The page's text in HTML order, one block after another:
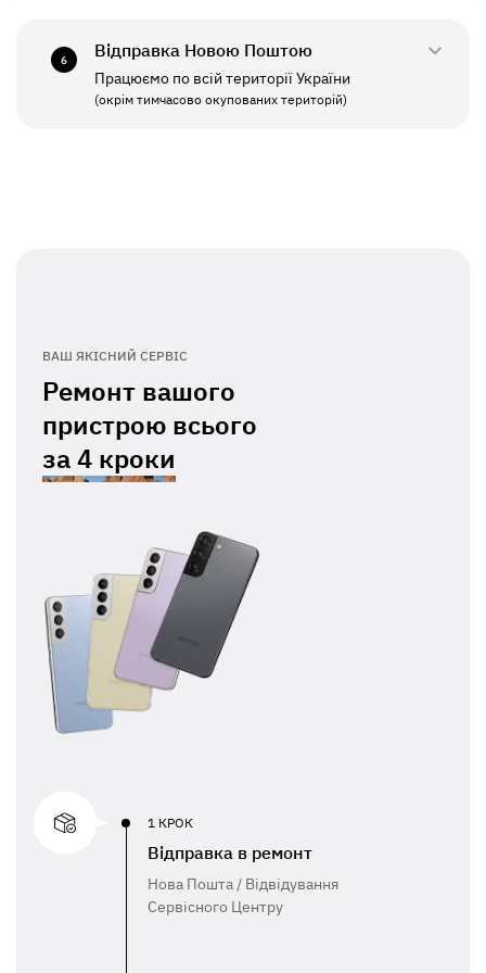
ПН - ПТ
СБ - НД
11:00 - 19:00
6 Відправка Новою Поштою
Працюємо по всій території України
(окрім тимчасово окупованих територій)
ВАШ ЯКІСНИЙ СЕРВІС
Ремонт вашого
пристрою всього
за4 кроки
1 КРОК
Відправка в ремонт
Нова Пошта / Відвідування
Сервісного Центру